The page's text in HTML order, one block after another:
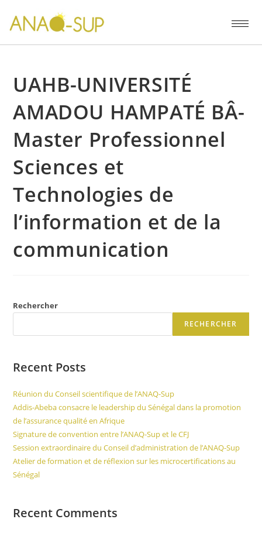
UAHB-UNIVERSITÉ
AMADOU HAMPATÉ BÂ-
Master Professionnel
Sciences et
Technologies de
l’information et de la
communication
Rechercher
RECHERCHER
Recent Posts
Réunion du Conseil scientifique de l’ANAQ-Sup
Addis-Abeba consacre le leadership du Sénégal dans la promotion
de l’assurance qualité en Afrique
Signature de convention entre l’ANAQ-Sup et le CFJ
Session extraordinaire du Conseil d’administration de l’ANAQ-Sup
Atelier de formation et de réflexion sur les microcertifications au
Sénégal
Recent Comments